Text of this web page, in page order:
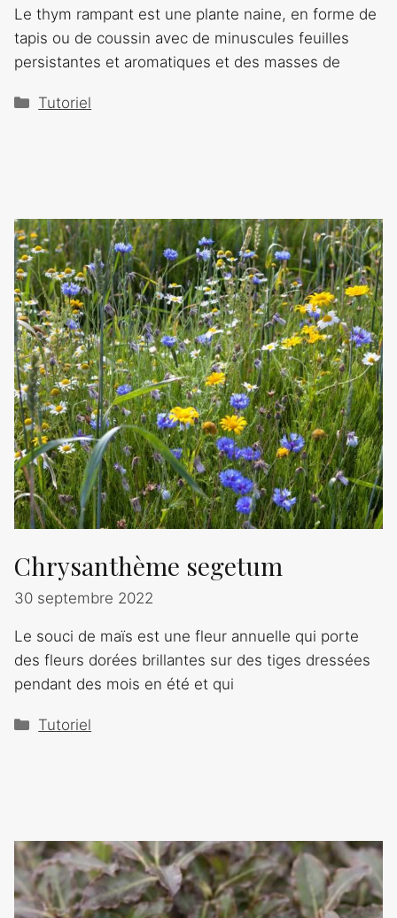
Le thym rampant est une plante naine, en forme de
tapis ou de coussin avec de minuscules feuilles
persistantes et aromatiques et des masses de
Catégories
Tutoriel
Chrysanthème segetum
30 septembre 2022
Le souci de maïs est une fleur annuelle qui porte
des fleurs dorées brillantes sur des tiges dressées
pendant des mois en été et qui
Catégories
Tutoriel